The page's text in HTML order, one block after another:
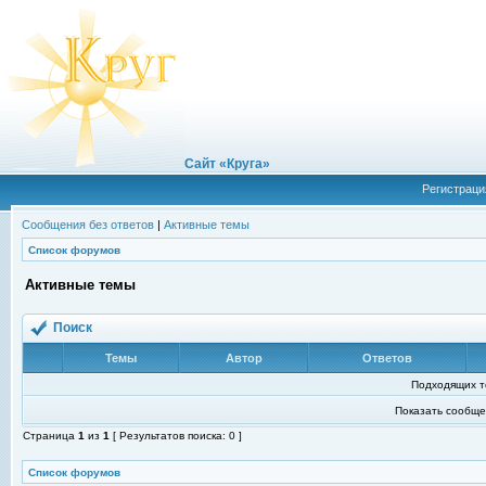
Сайт «Круга»
Сообщения без ответов | Активные темы
Список форумов
Активные темы
Поиск
Темы Автор Ответов
Подходящих
Показать
Страница 1 из 1 [ Результатов поиска: 0 ]
Список форумов